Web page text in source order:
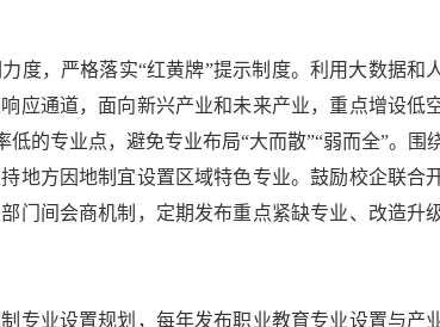
，严格落实“红黄牌”提示制度。利用大数据和
应通道，面向新兴产业和未来产业，重点增设低
的专业点，避免专业布局“大而散”“弱而全”。围
地方因地制宜设置区域特色专业。鼓励校企联合
门间会商机制，定期发布重点紧缺专业、改造升
业设置规划，每年发布职业教育专业设置与产